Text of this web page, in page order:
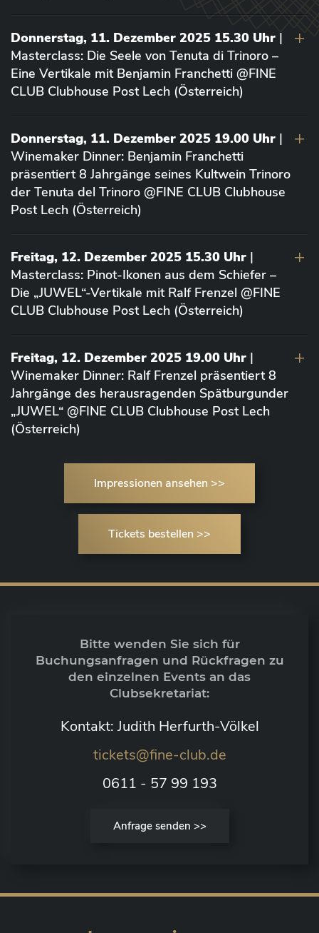
Donnerstag, 11. Dezember 2025 15.30 Uhr |
Masterclass: Die Seele von Tenuta di Trinoro –
Eine Vertikale mit Benjamin Franchetti @FINE
CLUB Clubhouse Post Lech (Österreich)
Donnerstag, 11. Dezember 2025 19.00 Uhr |
Winemaker Dinner: Benjamin Franchetti
präsentiert 8 Jahrgänge seines Kultwein Trinoro
der Tenuta del Trinoro @FINE CLUB Clubhouse
Post Lech (Österreich)
Freitag, 12. Dezember 2025 15.30 Uhr |
Masterclass: Pinot-Ikonen aus dem Schiefer –
Die „JUWEL“-Vertikale mit Ralf Frenzel @FINE
CLUB Clubhouse Post Lech (Österreich)
Freitag, 12. Dezember 2025 19.00 Uhr |
Winemaker Dinner: Ralf Frenzel präsentiert 8
Jahrgänge des herausragenden Spätburgunder
„JUWEL“ @FINE CLUB Clubhouse Post Lech
(Österreich)
Impressionen ansehen >>
Tickets bestellen >>
Bitte wenden Sie sich für
Buchungsanfragen und Rückfragen zu
den einzelnen Events an das
Clubsekretariat:
Kontakt: Judith Herfurth-Völkel
tickets@fine-club.de
0611 - 57 99 193
Anfrage senden >>